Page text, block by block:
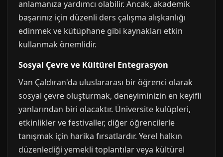
anlamanıza yardımcı olabilir. Ancak, akademik
başarınız için düzenli ders çalışma alışkanlığı
edinmek ve kütüphane gibi kaynakları etkin
kullanmak önemlidir.
Sosyal Çevre ve Kültürel Entegrasyon
Van Çaldıran'da uluslararası bir öğrenci olarak
sosyal çevre oluşturmak, deneyiminizin en keyifli
yanlarından biri olacaktır. Üniversite kulüpleri,
etkinlikler ve festivaller, diğer öğrencilerle
tanışmak için harika fırsatlardır. Yerel halkın
düzenlediği yemekli toplantılar veya kültürel